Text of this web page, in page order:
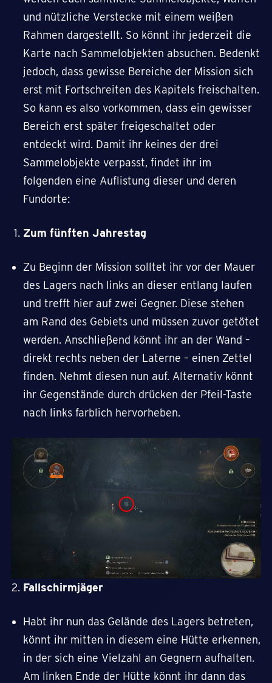
und nützliche Verstecke mit einem weißen
Rahmen dargestellt. So könnt ihr jederzeit die
Karte nach Sammelobjekten absuchen. Bedenkt
jedoch, dass gewisse Bereiche der Mission sich
erst mit Fortschreiten des Kapitels freischalten.
So kann es also vorkommen, dass ein gewisser
Bereich erst später freigeschaltet oder
entdeckt wird. Damit ihr keines der drei
Sammelobjekte verpasst, findet ihr im
folgenden eine Auflistung dieser und deren
Fundorte:
Zum fünften Jahrestag
Zu Beginn der Mission solltet ihr vor der Mauer
des Lagers nach links an dieser entlang laufen
und trefft hier auf zwei Gegner. Diese stehen
am Rand des Gebiets und müssen zuvor getötet
werden. Anschließend könnt ihr an der Wand –
direkt rechts neben der Laterne – einen Zettel
finden. Nehmt diesen nun auf. Alternativ könnt
ihr Gegenstände durch drücken der Pfeil-Taste
nach links farblich hervorheben.
Fallschirmjäger
Habt ihr nun das Gelände des Lagers betreten,
könnt ihr mitten in diesem eine Hütte erkennen,
in der sich eine Vielzahl an Gegnern aufhalten.
Am linken Ende der Hütte könnt ihr dann das